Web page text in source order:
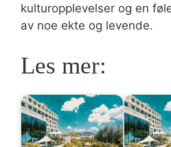
kulturopplevelser og en
av noe ekte og levende.
Les mer: